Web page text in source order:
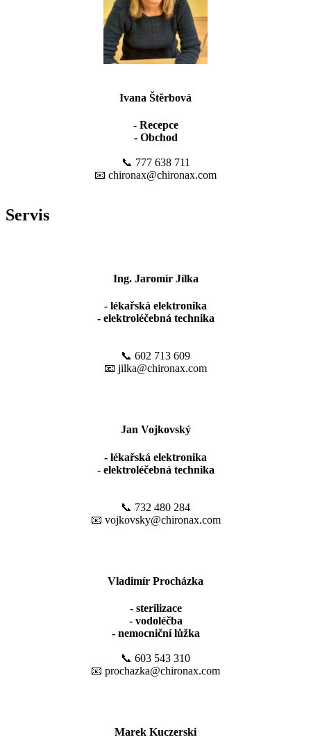
Ivana Štěrbová
- Recepce
- Obchod
📞 777 638 711
📧 chironax@chironax.com
Servis
Ing. Jaromír Jílka
- lékařská elektronika
- elektroléčebná technika
📞 602 713 609
📧 jilka@chironax.com
Jan Vojkovský
- lékařská elektronika
- elektroléčebná technika
📞 732 480 284
📧 vojkovsky@chironax.com
Vladimír Procházka
- sterilizace
- vodoléčba
- nemocniční lůžka
📞 603 543 310
📧 prochazka@chironax.com
Marek Kuczerski